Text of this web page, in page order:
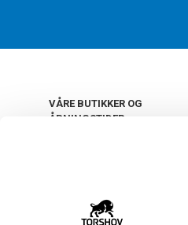
VÅRE BUTIKKER OG
ÅPNINGSTIDER